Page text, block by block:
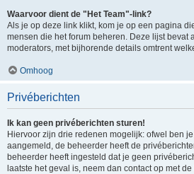
Waarvoor dient de "Het Team"-link?
Als je op deze link klikt, kom je op een pagina
mensen die het forum beheren. Deze lijst bevat
moderators, met bijhorende details omtrent
Omhoog
Privéberichten
Ik kan geen privéberichten sturen!
Hiervoor zijn drie redenen mogelijk: ofwel ben
aangemeld, de beheerder heeft de
beheerder heeft ingesteld dat je geen
laatste het geval is, neem dan contact op met